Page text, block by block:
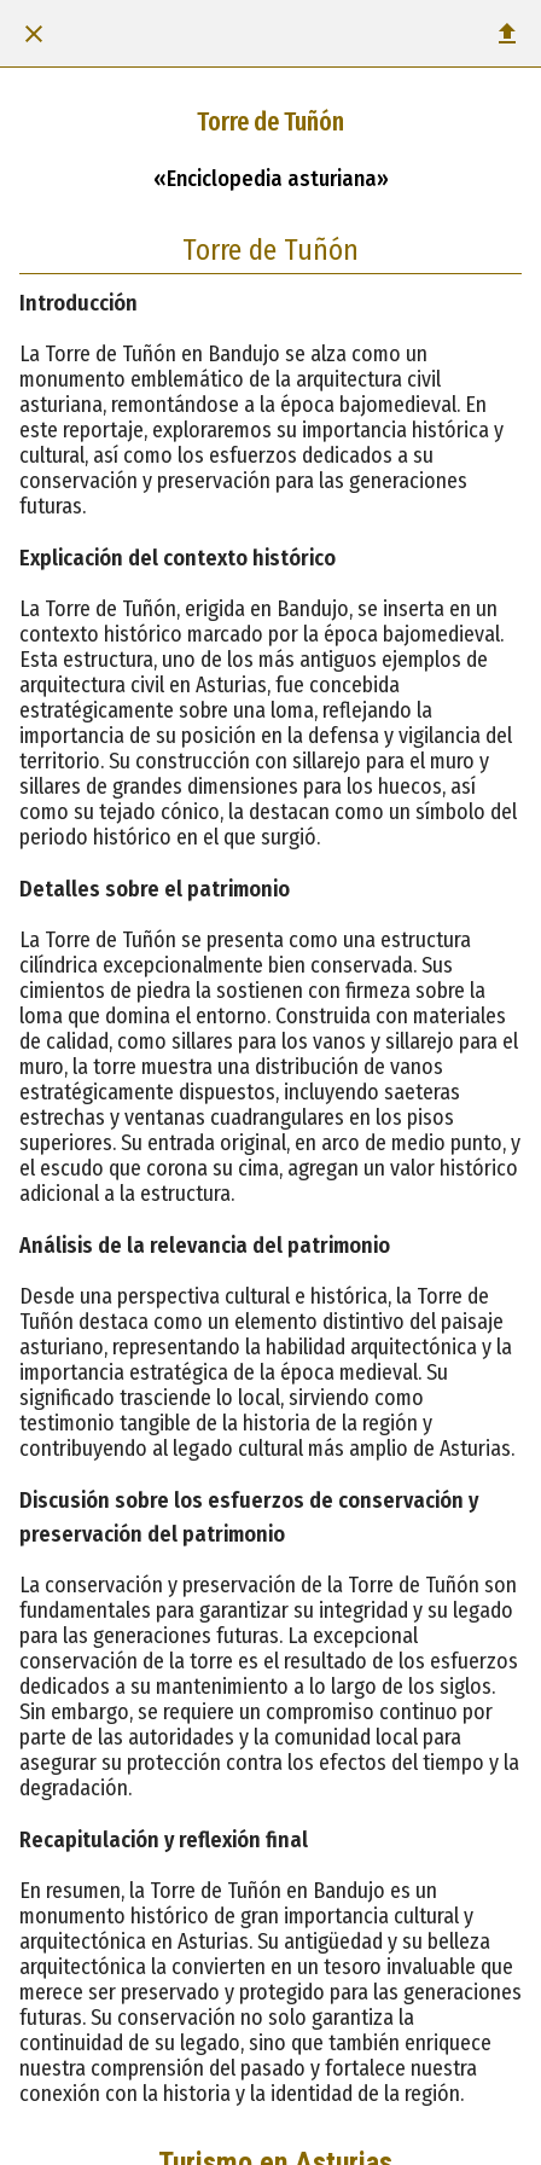
Torre de Tuñón
«Enciclopedia asturiana»
Torre de Tuñón
Introducción
La Torre de Tuñón en Bandujo se alza como un
monumento emblemático de la arquitectura civil
asturiana, remontándose a la época bajomedieval. En
este reportaje, exploraremos su importancia histórica y
cultural, así como los esfuerzos dedicados a su
conservación y preservación para las generaciones
futuras.
Explicación del contexto histórico
La Torre de Tuñón, erigida en Bandujo, se inserta en un
contexto histórico marcado por la época bajomedieval.
Esta estructura, uno de los más antiguos ejemplos de
arquitectura civil en Asturias, fue concebida
estratégicamente sobre una loma, reflejando la
importancia de su posición en la defensa y vigilancia del
territorio. Su construcción con sillarejo para el muro y
sillares de grandes dimensiones para los huecos, así
como su tejado cónico, la destacan como un símbolo del
periodo histórico en el que surgió.
Detalles sobre el patrimonio
La Torre de Tuñón se presenta como una estructura
cilíndrica excepcionalmente bien conservada. Sus
cimientos de piedra la sostienen con firmeza sobre la
loma que domina el entorno. Construida con materiales
de calidad, como sillares para los vanos y sillarejo para el
muro, la torre muestra una distribución de vanos
estratégicamente dispuestos, incluyendo saeteras
estrechas y ventanas cuadrangulares en los pisos
superiores. Su entrada original, en arco de medio punto, y
el escudo que corona su cima, agregan un valor histórico
adicional a la estructura.
Análisis de la relevancia del patrimonio
Desde una perspectiva cultural e histórica, la Torre de
Tuñón destaca como un elemento distintivo del paisaje
asturiano, representando la habilidad arquitectónica y la
importancia estratégica de la época medieval. Su
significado trasciende lo local, sirviendo como
testimonio tangible de la historia de la región y
contribuyendo al legado cultural más amplio de Asturias.
Discusión sobre los esfuerzos de conservación y
preservación del patrimonio
La conservación y preservación de la Torre de Tuñón son
fundamentales para garantizar su integridad y su legado
para las generaciones futuras. La excepcional
conservación de la torre es el resultado de los esfuerzos
dedicados a su mantenimiento a lo largo de los siglos.
Sin embargo, se requiere un compromiso continuo por
parte de las autoridades y la comunidad local para
asegurar su protección contra los efectos del tiempo y la
degradación.
Recapitulación y reflexión final
En resumen, la Torre de Tuñón en Bandujo es un
monumento histórico de gran importancia cultural y
arquitectónica en Asturias. Su antigüedad y su belleza
arquitectónica la convierten en un tesoro invaluable que
merece ser preservado y protegido para las generaciones
futuras. Su conservación no solo garantiza la
continuidad de su legado, sino que también enriquece
nuestra comprensión del pasado y fortalece nuestra
conexión con la historia y la identidad de la región.